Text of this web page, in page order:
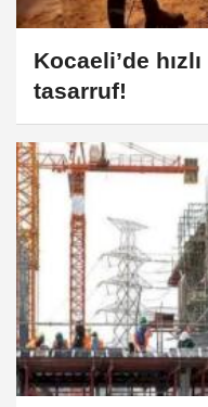
Kocaeli’de
tasarruf!